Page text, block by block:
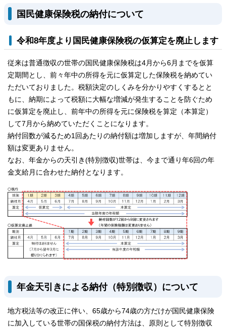
国民健康保険税の納付について
令和8年度より国民健康保険税の仮算定を廃止します
従来は普通徴収の世帯の国民健康保険税は4月から6月までを仮算
定期間とし、前々年中の所得を元に仮算定した保険税を納めてい
ただいておりました。税額決定のしくみを分かりやすくするとと
もに、納期によって税額に大幅な増減が発生することを防ぐため
に仮算定を廃止し、前年中の所得を元に保険税を算定（本算定）
して7月から納めていただくことになります。
納付回数が減るため1回あたりの納付額は増加しますが、年間納付
額は変更ありません。
なお、年金からの天引き(特別徴収)世帯は、今まで通り年6回の年
金支給月に合わせた納付となります。
年金天引きによる納付（特別徴収）について
地方税法等の改正に伴い、65歳から74歳の方だけが国民健康保険
に加入している世帯の国保税の納付方法は、原則として特別徴収